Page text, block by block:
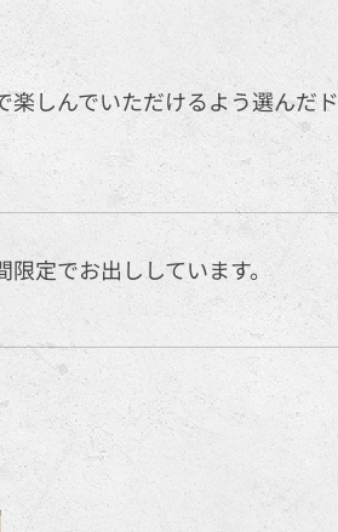
しんでいただけるよう選んだド
定でお出ししています。